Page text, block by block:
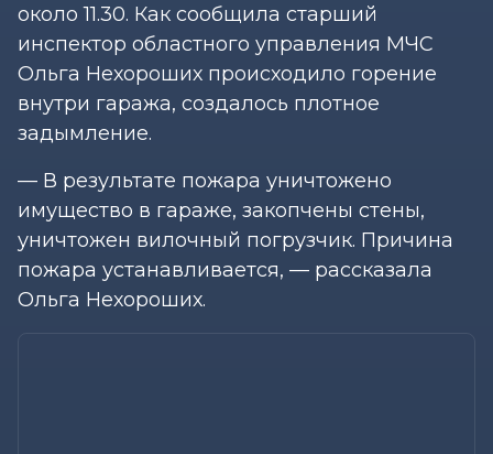
около 11.30. Как сообщила старший
инспектор областного управления МЧС
Ольга Нехороших происходило горение
внутри гаража, создалось плотное
задымление.
— В результате пожара уничтожено
имущество в гараже, закопчены стены,
уничтожен вилочный погрузчик. Причина
пожара устанавливается, — рассказала
Ольга Нехороших.